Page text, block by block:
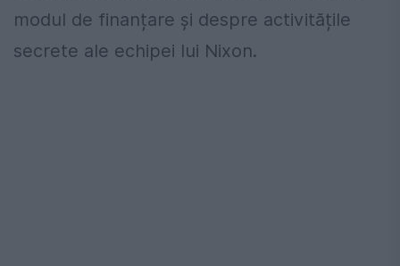
modul de finanțare și despre activitățile
secrete ale echipei lui Nixon.